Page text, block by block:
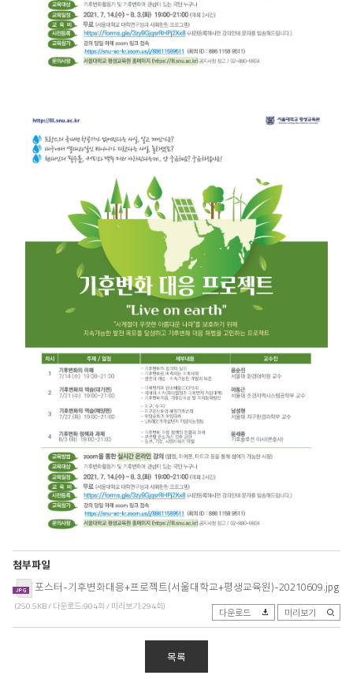
첨부파일
포스터-기후변화대응+프로젝트(서울대학교+평생교육원)-20210609.jpg
(250.5KB / 다운로드:904회 / 미리보기:294회) 다운로드 미리보기
목록